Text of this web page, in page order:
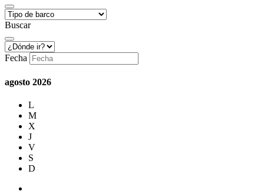
Buscar
Fecha
agosto 2026
L
M
X
J
V
S
D